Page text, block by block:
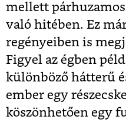
mellett
való hitében. Ez
regényeiben is
Figyel az égben
különböző hátterű
ember egy
köszönhetően egy